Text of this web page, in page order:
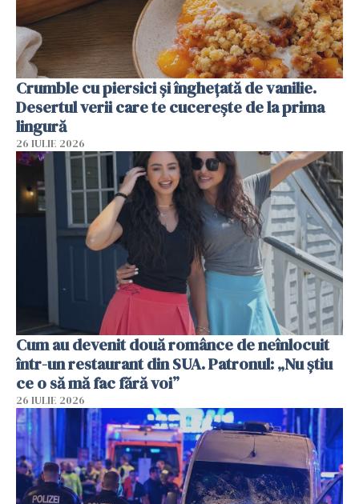
Crumble cu piersici și înghețată de vanilie.
Desertul verii care te cucerește de la prima
lingură
26 IULIE 2026
Cum au devenit două românce de neînlocuit
într-un restaurant din SUA. Patronul: „Nu știu
ce o să mă fac fără voi”
26 IULIE 2026